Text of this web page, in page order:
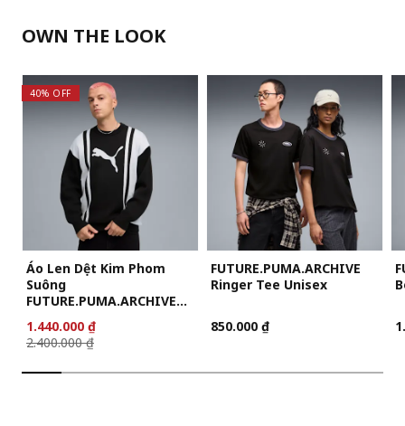
OWN THE LOOK
40% OFF
Áo Len Dệt Kim Phom
Suông
FUTURE.PUMA.ARCHIVE
1.440.000 ₫
2.400.000 ₫
FUTURE.PUMA.ARCHIVE
Ringer Tee Unisex
850.000 ₫